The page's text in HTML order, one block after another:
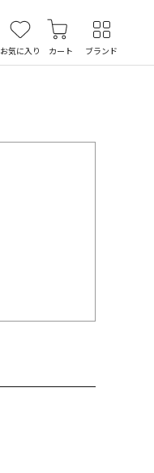
お気に入り カート ブランド